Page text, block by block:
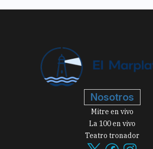
Nosotros
Mitre en vivo
La 100 en vivo
Teatro tronador